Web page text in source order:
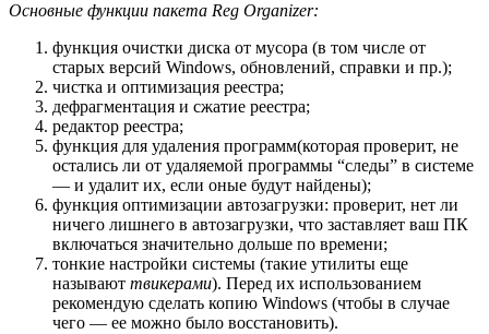
Основные функции пакета Reg Organizer:
функция очистки диска от мусора (в том числе от
старых версий Windows, обновлений, справки и пр.);
чистка и оптимизация реестра;
дефрагментация и сжатие реестра;
редактор реестра;
функция для удаления программ(которая проверит, не
остались ли от удаляемой программы “следы” в системе
— и удалит их, если оные будут найдены);
функция оптимизации автозагрузки: проверит, нет ли
ничего лишнего в автозагрузки, что заставляет ваш ПК
включаться значительно дольше по времени;
тонкие настройки системы (такие утилиты еще
называют твикерами). Перед их использованием
рекомендую сделать копию Windows (чтобы в случае
чего — ее можно было восстановить).